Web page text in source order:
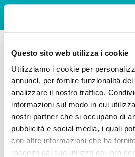
Questo sito web utilizza i cookie
Utilizziamo i cookie per
annunci, per fornire funzionalità
analizzare il nostro traffico.
informazioni sul modo in cui
nostri partner che si occupano di
pubblicità e social media, i quali
con altre informazioni che ha
raccolto dal suo utilizzo dei loro